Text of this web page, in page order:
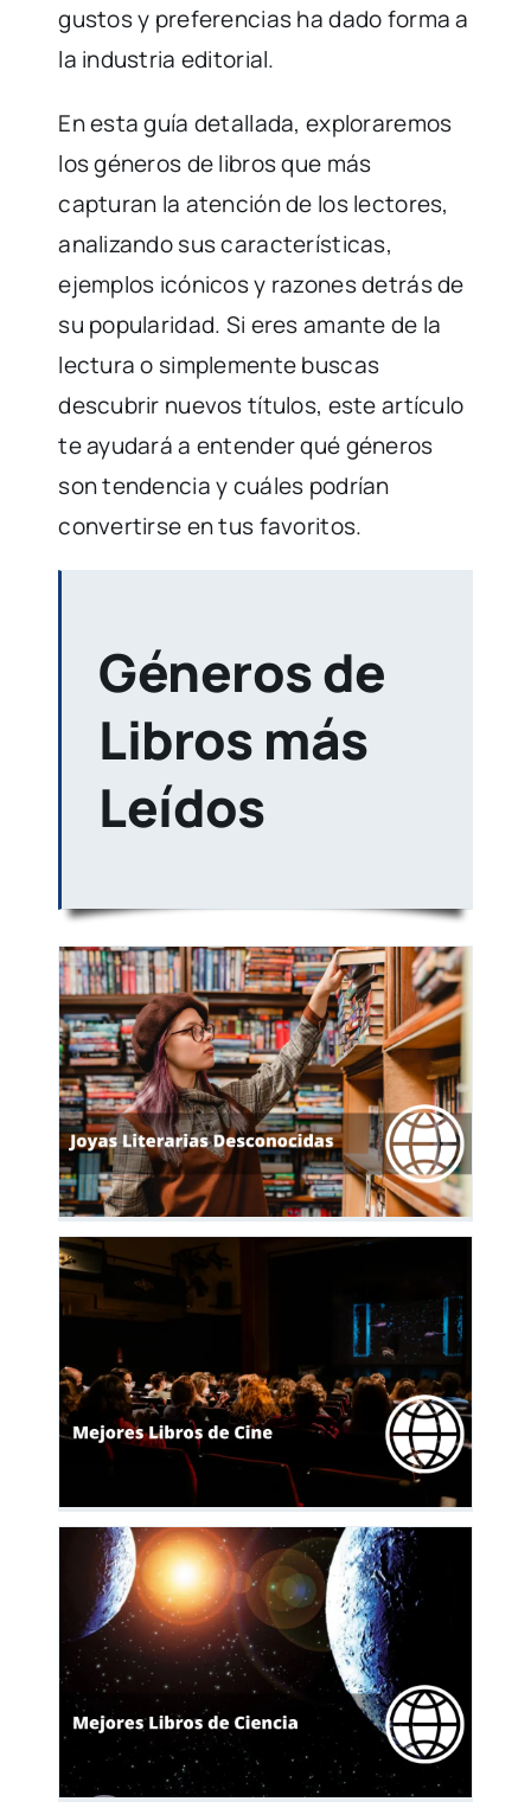
gustos y preferencias ha dado forma a
la industria editorial.
En esta guía detallada, exploraremos
los géneros de libros que más
capturan la atención de los lectores,
analizando sus características,
ejemplos icónicos y razones detrás de
su popularidad. Si eres amante de la
lectura o simplemente buscas
descubrir nuevos títulos, este artículo
te ayudará a entender qué géneros
son tendencia y cuáles podrían
convertirse en tus favoritos.
Géneros de
Libros más
Leídos